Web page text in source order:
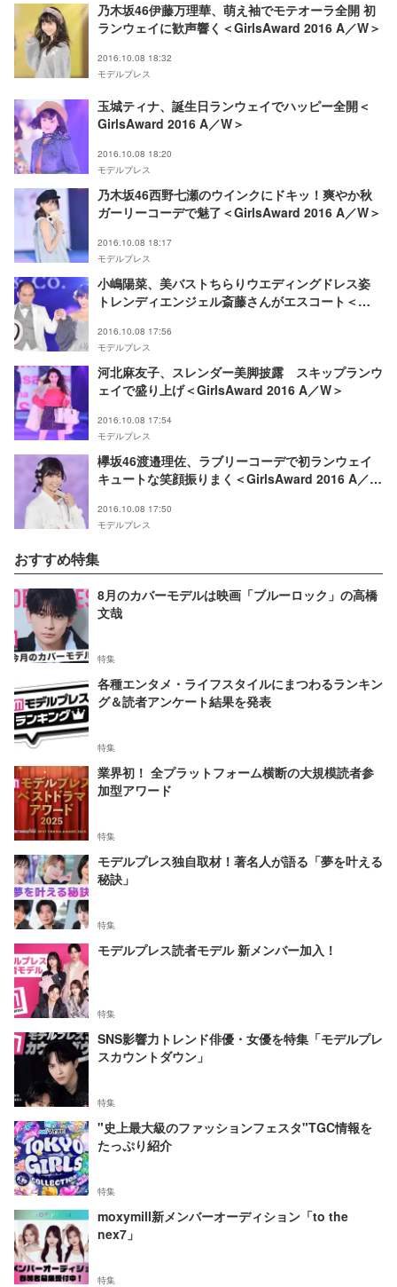
乃木坂46伊藤万理華、萌え袖でモテオーラ全開 初
ランウェイに歓声響く＜GirlsAward 2016 A／W＞
2016.10.08 18:32
モデルプレス
玉城ティナ、誕生日ランウェイでハッピー全開＜
GirlsAward 2016 A／W＞
2016.10.08 18:20
モデルプレス
乃木坂46西野七瀬のウインクにドキッ！爽やか秋
ガーリーコーデで魅了＜GirlsAward 2016 A／W＞
2016.10.08 18:17
モデルプレス
小嶋陽菜、美バストちらりウエディングドレス姿
トレンディエンジェル斎藤さんがエスコート＜
2016.10.08 17:56
モデルプレス
河北麻友子、スレンダー美脚披露 スキップランウ
ェイで盛り上げ＜GirlsAward 2016 A／W＞
2016.10.08 17:54
モデルプレス
欅坂46渡邉理佐、ラブリーコーデで初ランウェイ
キュートな笑顔振りまく＜GirlsAward 2016 A／W
2016.10.08 17:50
モデルプレス
おすすめ特集
8月のカバーモデルは映画「ブルーロック」の高橋
文哉
特集
各種エンタメ・ライフスタイルにまつわるランキン
グ＆読者アンケート結果を発表
特集
業界初！ 全プラットフォーム横断の大規模読者参
加型アワード
特集
モデルプレス独自取材！著名人が語る「夢を叶える
秘訣」
特集
モデルプレス読者モデル 新メンバー加入！
特集
SNS影響力トレンド俳優・女優を特集「モデルプレ
スカウントダウン」
特集
"史上最大級のファッションフェスタ"TGC情報を
たっぷり紹介
特集
moxymill新メンバーオーディション「to the
nex7」
特集